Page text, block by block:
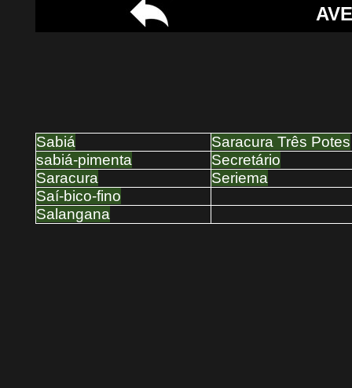
Sabiá
Saracura Três Potes
sabiá-pimenta
Secretário
Saracura
Seriema
Saí-bico-fino
Salangana